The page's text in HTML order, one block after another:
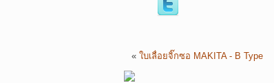
« ใบเลื่อยจิ๊กซอ MAKITA - B Type